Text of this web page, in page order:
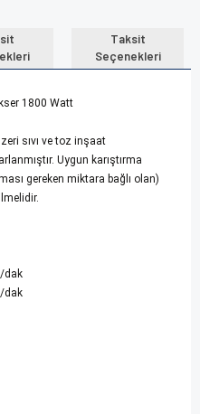
Taksit
Seçenekleri
1800 Watt
sıvı ve toz inşaat
Uygun karıştırma
gereken miktara bağlı olan)
dak
dak